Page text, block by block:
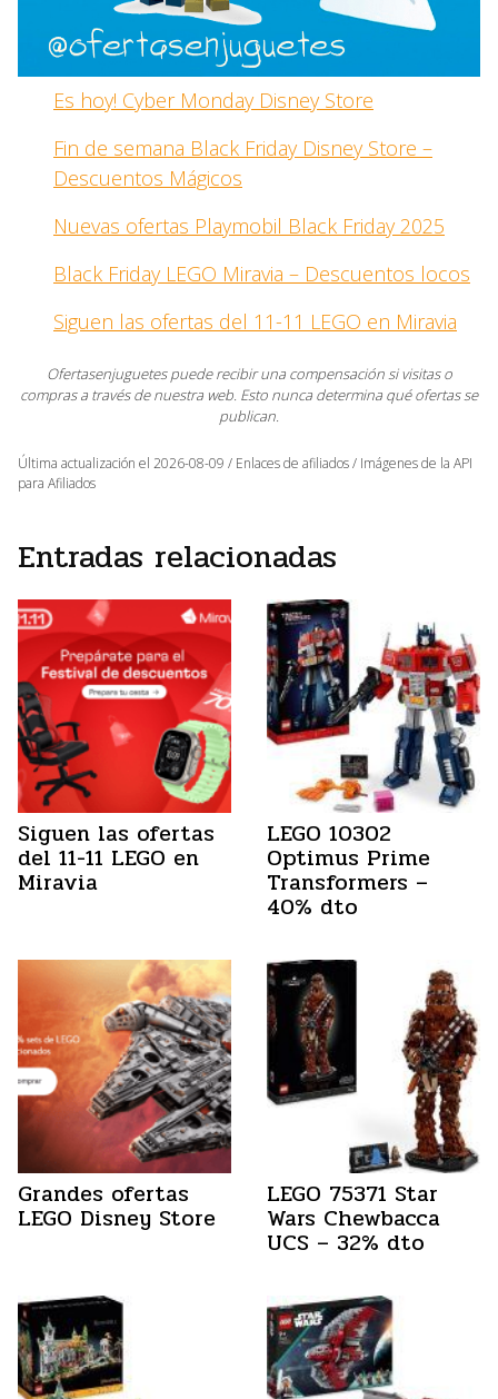
Es hoy! Cyber Monday Disney Store
Fin de semana Black Friday Disney Store –
Descuentos Mágicos
Nuevas ofertas Playmobil Black Friday 2025
Black Friday LEGO Miravia – Descuentos locos
Siguen las ofertas del 11-11 LEGO en Miravia
Ofertasenjuguetes puede recibir una compensación si visitas o
compras a través de nuestra web. Esto nunca determina qué ofertas se
publican.
Última actualización el 2026-08-09 / Enlaces de afiliados / Imágenes de la API
para Afiliados
Entradas relacionadas
Siguen las ofertas
del 11-11 LEGO en
Miravia
LEGO 10302
Optimus Prime
Transformers –
40% dto
Grandes ofertas
LEGO Disney Store
LEGO 75371 Star
Wars Chewbacca
UCS – 32% dto